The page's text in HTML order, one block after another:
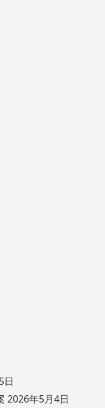
日
2026年5月4日